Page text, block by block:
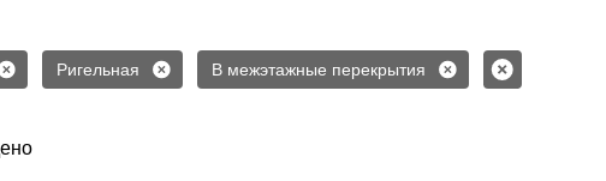
Ригельная В межэтажные перекрытия